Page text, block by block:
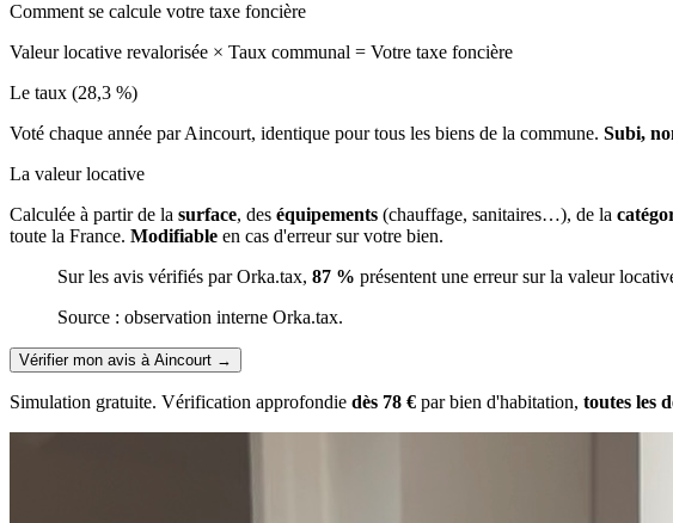
Comment se calcule votre taxe foncière
Valeur locative revalorisée × Taux communal = Votre taxe foncière
Le taux (28,3 %)
Voté chaque année par Aincourt, identique pour tous les biens de la commune. Subi,
La valeur locative
Calculée à partir de la surface, des équipements (chauffage, sanitaires…), de la
toute la France. Modifiable en cas d'erreur sur votre bien.
Sur les avis vérifiés par Orka.tax, 87 % présentent une erreur sur la valeur
Source : observation interne Orka.tax.
Vérifier mon avis à Aincourt →
Simulation gratuite. Vérification approfondie dès 78 € par bien d'habitation, toutes les